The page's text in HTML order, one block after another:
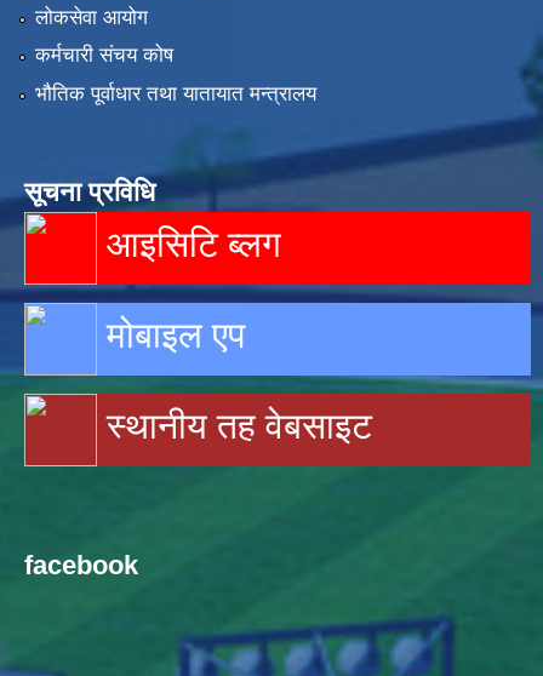
लोकसेवा आयोग
कर्मचारी संचय कोष
भौतिक पूर्वाधार तथा यातायात मन्त्रालय
सूचना प्रविधि
आइसिटि ब्लग
मोबाइल एप
स्थानीय तह वेबसाइट
facebook